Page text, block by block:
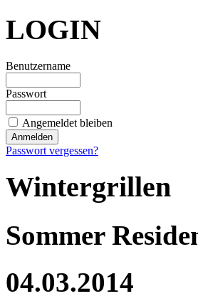
LOGIN
Benutzername
Passwort
Angemeldet bleiben
Passwort vergessen?
Wintergrillen
Sommer
04.03.2014